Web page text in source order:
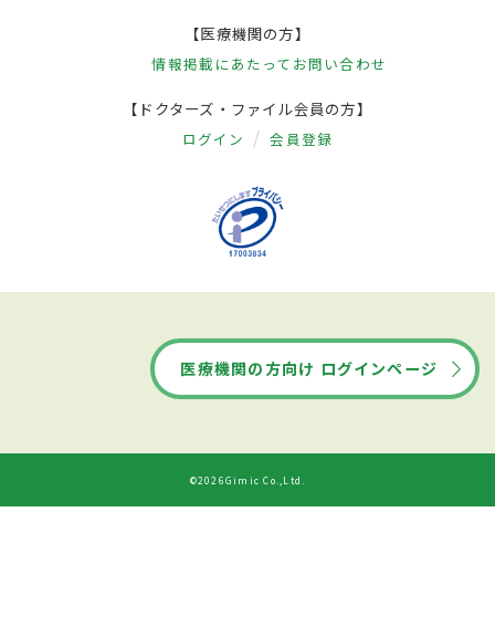
【医療機関の方】
情報掲載にあたって お問い合わせ
【ドクターズ・ファイル会員の方】
ログイン 会員登録
医療機関の方向け ログインページ
©2026Gimic Co.,Ltd.